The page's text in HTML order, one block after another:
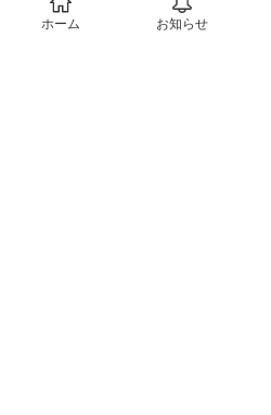
会社概要（運営会社）
ホーム お知らせ